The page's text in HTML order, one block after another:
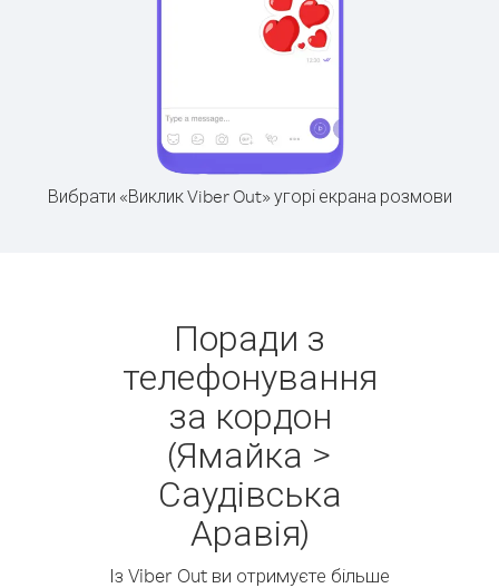
Вибрати «Виклик Viber Out» угорі екрана розмови
Поради з
телефонування
за кордон
(Ямайка >
Саудівська
Аравія)
Із Viber Out ви отримуєте більше